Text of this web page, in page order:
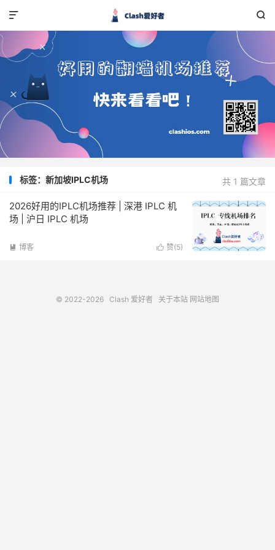


共 1 篇文章
标签：新加坡IPLC机场
2026好用的IPLC机场推荐 | 深港 IPLC 机
场 | 沪日 IPLC 机场
 赞(5)
 博客
© 2022-2026 Clash 爱好者 关于本站 网站地图